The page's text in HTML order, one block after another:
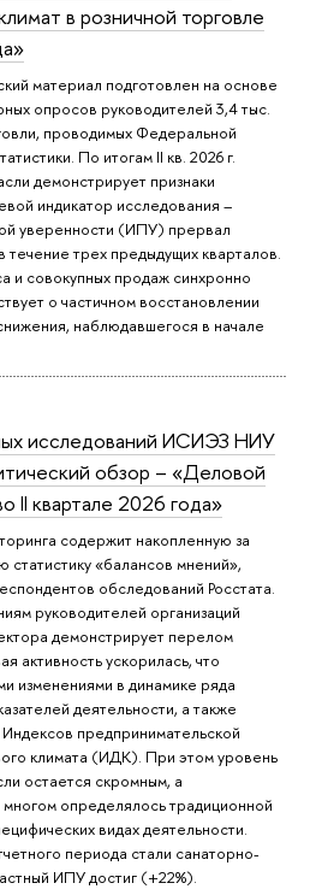
в розничной торговле
материал подготовлен на основе
опросов руководителей 3,4 тыс.
проводимых Федеральной
По итогам II кв. 2026 г.
демонстрирует признаки
индикатор исследования –
уверенности (ИПУ) прервал
трех предыдущих кварталов.
и совокупных продаж синхронно
о частичном восстановлении
наблюдавшегося в начале
исследований ИСИЭЗ НИУ
обзор – «Деловой
II квартале 2026 года»
содержит накопленную за
статистику «балансов мнений»,
обследований Росстата.
руководителей организаций
демонстрирует перелом
активность ускорилась, что
изменениями в динамике ряда
деятельности, а также
предпринимательской
климата (ИДК). При этом уровень
остается скромным, а
определялось традиционной
видах деятельности.
периода стали санаторно-
ИПУ достиг (+22%).